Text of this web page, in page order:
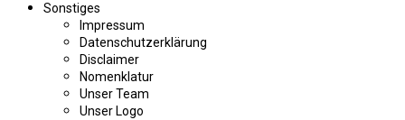
Sonstiges
Impressum
Datenschutzerklärung
Disclaimer
Nomenklatur
Unser Team
Unser Logo